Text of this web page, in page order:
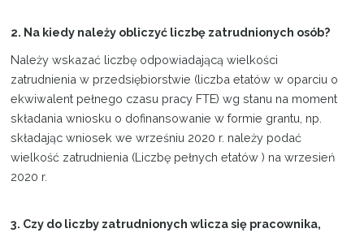
2. Na kiedy należy obliczyć liczbę zatrudnionych osób?
Należy wskazać liczbę odpowiadającą wielkości
zatrudnienia w przedsiębiorstwie (liczba etatów w oparciu o
ekwiwalent pełnego czasu pracy FTE) wg stanu na moment
składania wniosku o dofinansowanie w formie grantu, np.
składając wniosek we wrześniu 2020 r. należy podać
wielkość zatrudnienia (Liczbę pełnych etatów ) na wrzesień
2020 r.
3. Czy do liczby zatrudnionych wlicza się pracownika,